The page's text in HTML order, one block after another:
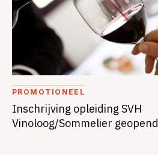
PROMOTIONEEL
Inschrijving opleiding SVH
Vinoloog/Sommelier geopend